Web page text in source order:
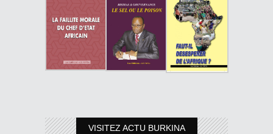
VISITEZ ACTU BURKINA